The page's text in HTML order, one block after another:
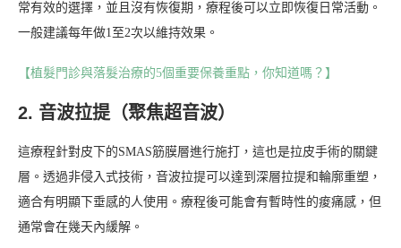
常有效的選擇，並且沒有恢復期，療程後可以立即恢復日常活動。
一般建議每年做1至2次以維持效果。
【植髮門診與落髮治療的5個重要保養重點，你知道嗎？】
2. 音波拉提（聚焦超音波）
這療程針對皮下的SMAS筋膜層進行施打，這也是拉皮手術的關鍵
層。透過非侵入式技術，音波拉提可以達到深層拉提和輪廓重塑，
適合有明顯下垂感的人使用。療程後可能會有暫時性的痠痛感，但
通常會在幾天內緩解。